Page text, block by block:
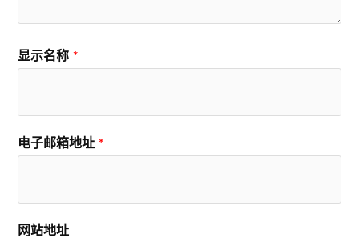
显示名称 *
电子邮箱地址 *
网站地址